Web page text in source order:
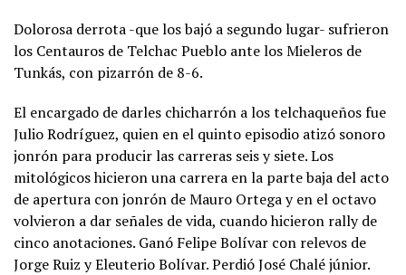
Dolorosa derrota -que los bajó a segundo lugar- sufrieron
los Centauros de Telchac Pueblo ante los Mieleros de
Tunkás, con pizarrón de 8-6.
El encargado de darles chicharrón a los telchaqueños fue
Julio Rodríguez, quien en el quinto episodio atizó sonoro
jonrón para producir las carreras seis y siete. Los
mitológicos hicieron una carrera en la parte baja del acto
de apertura con jonrón de Mauro Ortega y en el octavo
volvieron a dar señales de vida, cuando hicieron rally de
cinco anotaciones. Ganó Felipe Bolívar con relevos de
Jorge Ruiz y Eleuterio Bolívar. Perdió José Chalé júnior.